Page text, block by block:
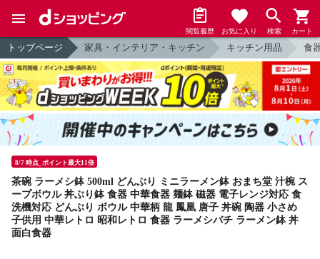
閲覧履歴 お気に入り 検索 カート
トップページ 家具・インテリア・キッチン キッチン用品 食
8/7 時点_ポイント最大11倍
茶碗 ラーメシ鉢 500ml どんぶり ミニラーメン鉢 おまち堂 汁椀 ス
ープボウル 丼ぶり鉢 食器 中華食器 麺鉢 磁器 電子レンジ対応 食
洗機対応 どんぶり ボウル 中華柄 龍 鳳凰 唐子 丼碗 陶器 小さめ
子供用 中華レトロ 昭和レトロ 食器 ラーメシバチ ラーメン鉢 丼
面白食器